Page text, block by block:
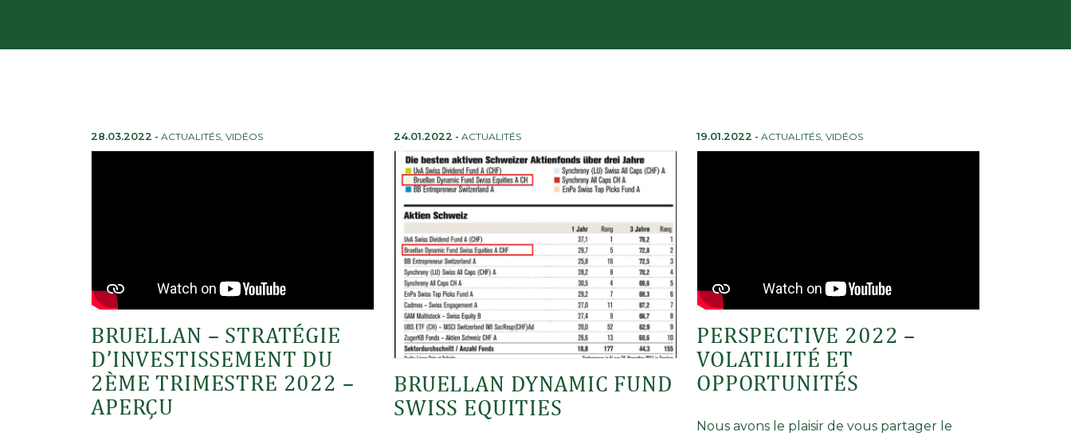
28.03.2022 - ACTUALITÉS VIDÉOS
BRUELLAN – STRATÉGIE
D’INVESTISSEMENT DU
2ÈME TRIMESTRE 2022 –
APERÇU
24.01.2022 - ACTUALITÉS
BRUELLAN DYNAMIC FUND
SWISS EQUITIES
19.01.2022 - ACTUALITÉS VIDÉOS
PERSPECTIVE 2022 –
VOLATILITÉ ET
OPPORTUNITÉS
Nous avons le plaisir de vous partager le